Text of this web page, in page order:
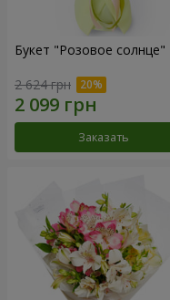
Букет "Розовое солнце"
2 624 грн
Заказать